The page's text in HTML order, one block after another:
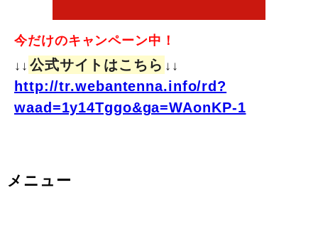
今だけのキャンペーン中！
↓↓ 公式サイトはこちら ↓↓
http://tr.webantenna.info/rd?
waad=1y14Tggo&ga=WAonKP-1
メニュー